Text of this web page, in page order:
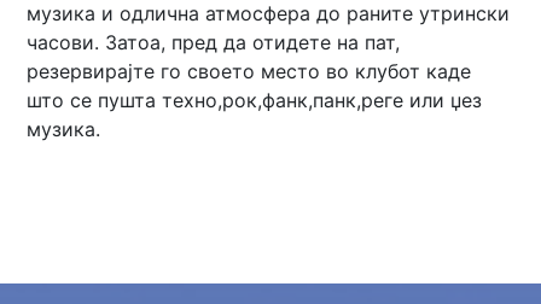
музика и одлична атмосфера до раните утрински
часови. Затоа, пред да отидете на пат,
резервирајте го своето место во клубот каде
што се пушта техно,рок,фанк,панк,реге или џез
музика.